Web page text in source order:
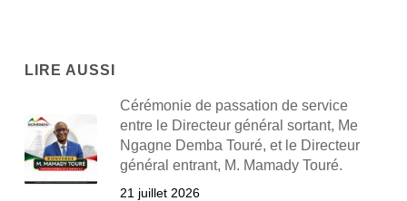
LIRE AUSSI
Cérémonie de passation de service
entre le Directeur général sortant, Me
Ngagne Demba Touré, et le Directeur
général entrant, M. Mamady Touré.
21 juillet 2026